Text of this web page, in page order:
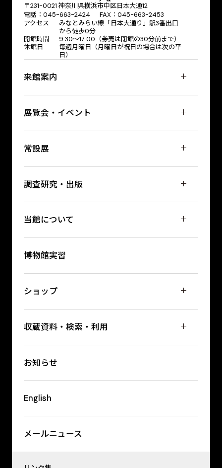
〒231-0021 神奈川県横浜市中区日本大通12
電話：045-663-2424 FAX：045-663-2453
アクセス
みなとみらい線「日本大通り」駅3番出口
から徒歩0分
開館時間
9:30～17:00（券売は閉館の30分前まで）
休館日
毎週月曜日（月曜日が祝日の場合は次の平
日）
来館案内
展覧会・イベント
常設展
調査研究・出版
当館について
博物館実習
ショップ
収蔵資料・検索・利用
お知らせ
English
メールニュース